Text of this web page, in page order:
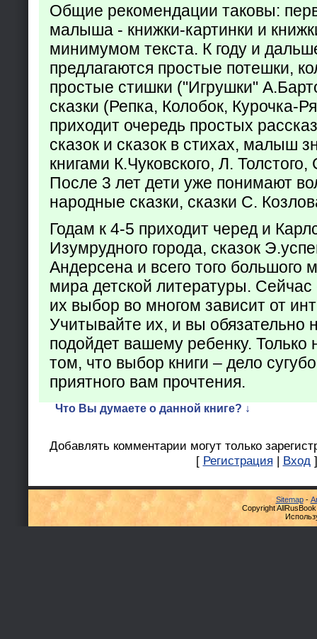
Общие рекомендации таковы:
малыша - книжки-картинки и
минимумом текста. К году и
предлагаются простые потешки,
простые стишки ("Игрушки"
сказки (Репка, Колобок, Курочка-
приходит очередь простых
сказок и сказок в стихах, малыш
книгами К.Чуковского, Л.
После 3 лет дети уже понимают
народные сказки, сказки С.
Годам к 4-5 приходит черед и
Изумрудного города, сказок
Андерсена и всего того большого
мира детской литературы. Сейчас
их выбор во многом зависит от
Учитывайте их, и вы обязательно
подойдет вашему ребенку. Только
том, что выбор книги – дело
приятного вам прочтения.
Что Вы думаете о данной книге? ↓
Добавлять комментарии могут только
[ Регистрация | Вход ]
Sitemap-
Copyright